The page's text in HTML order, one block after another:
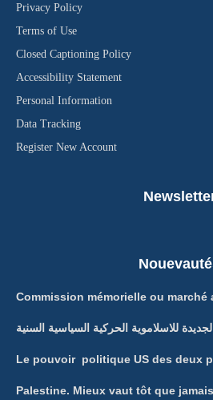
Privacy Policy
Terms of Use
Closed Captioning Policy
Accessibility Statement
Personal Information
Data Tracking
Register New Account
Commission mémorielle ou marché
الجديدة للاسلاموية الحركية السياسية السنية
Le pouvoir politique US des deux
Palestine. Mieux vaut tôt que jamais